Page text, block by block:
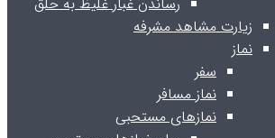
زیارت مشاهد مشرفه
نماز
سفر
نماز مسافر
نمازهای مستحبی